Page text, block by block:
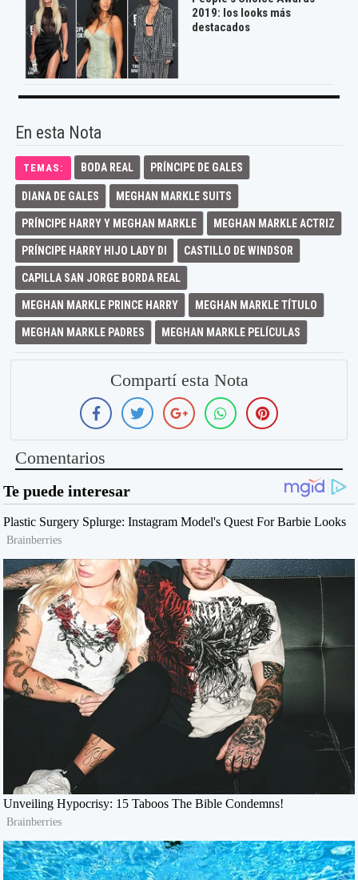
2019: los looks más
destacados
En esta Nota
TEMAS: BODA REAL PRÍNCIPE DE GALES
DIANA DE GALES MEGHAN MARKLE SUITS
PRÍNCIPE HARRY Y MEGHAN MARKLE MEGHAN MARKLE ACTRIZ
PRÍNCIPE HARRY HIJO LADY DI CASTILLO DE WINDSOR
CAPILLA SAN JORGE BORDA REAL
MEGHAN MARKLE PRINCE HARRY MEGHAN MARKLE TÍTULO
MEGHAN MARKLE PADRES MEGHAN MARKLE PELÍCULAS
Compartí esta Nota
Comentarios